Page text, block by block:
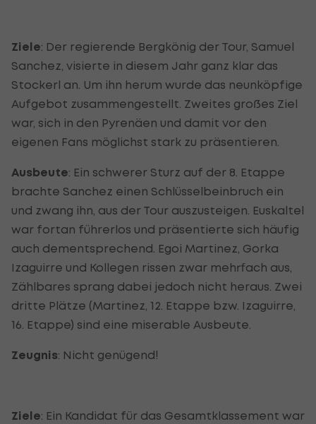
Ziele: Der regierende Bergkönig der Tour, Samuel
Sanchez, visierte in diesem Jahr ganz klar das
Stockerl an. Um ihn herum wurde das neunköpfige
Aufgebot zusammengestellt. Zweites großes Ziel
war, sich in den Pyrenäen und damit vor den
eigenen Fans möglichst stark zu präsentieren.
Ausbeute: Ein schwerer Sturz auf der 8. Etappe
brachte Sanchez einen Schlüsselbeinbruch ein
und zwang ihn, aus der Tour auszusteigen. Euskaltel
war fortan führerlos und präsentierte sich häufig
auch dementsprechend. Egoi Martinez, Gorka
Izaguirre und Kollegen rissen zwar mehrfach aus,
Zählbares sprang dabei jedoch nicht heraus. Zwei
dritte Plätze (Martinez, 12. Etappe bzw. Izaguirre,
16. Etappe) sind eine miserable Ausbeute.
Zeugnis: Nicht genügend!
Ziele: Ein Kandidat für das Gesamtklassement war